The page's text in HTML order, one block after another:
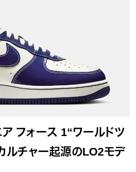
フォース 1“ワールドツ
チャー起源のLO2モデ